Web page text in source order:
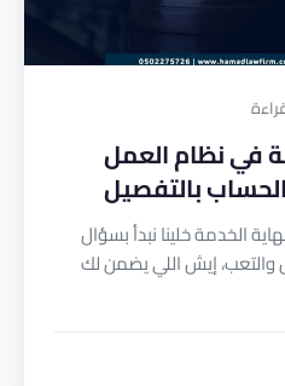
في نظام العمل
بالتفصيل
الخدمة خلينا نبدأ بسؤال
إيش اللي يضمن لك